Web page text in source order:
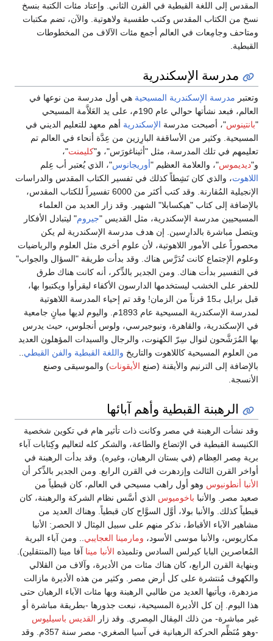
المقدس إلى اللغة القبطية في القرن الثاني. وإعتاد مئات الكتبة بنسخ
نسخ من الكتاب المقدس وكتب طقسية ولاهوتية. والآن، تضم مكتبات
ومتاحف وجامِعات في العالم أجمع مئات الآلاف من المخطوطات
القبطية.
مدرسة الإسكندرية
وتعتبر مدرسة الإسكندرية المسيحية هي أول مدرسة من نوعها في
العالم، فبعد نشأتها حوالي عام 190م، على يد العَلاَّمة المسيحي
"بانتينوس"، أصبحت مدرسة الإسكندرية أهم معهد للتعليم الديني في
المسيحية. وكثير من الأساقفة البارِزين من عِدَّة أنحاء في العالم تم
تعليمهم في تلك المدرسة، مثل "أثيناغورَس"، و"كليمنت"،
و"ديديموس"، والعلامة العظيم "أوريجانوس"، الذي يُعتبر أب عِلم
اللاهوت، والذي كان نَشِطاً كذلك في تفسير الكتاب المقدس والدراسات
الإنجيلية المُقارنة. وقد كتب أكثر من 6000 تفسيراً للكتاب المقدس،
بالإضافة إلى كتاب "هيكسابلا" الشهير. وقد زار العديد من العلماء
المسيحيين مدرسة الإسكندرية، مثل القديس "جيروم" ليتبادل الأفكار
ويتصل مباشرة بالدارِسين. إن هدف مدرسة الإسكندرية لم يكن
محصوراً على الأمور اللاهوتية، لأن علوم أخرى مثل العلوم والرياضيات
وعلوم الإجتماع كانت تُدَرَّس هناك. وقد بدأت طريقة "السؤال والجواب"
في التفسير بدأت هناك. ومن الجدير بالذِّكر، أنه كانت هناك طرق
للحفر على الخشب ليستخدمها الدارسون الأكفاء ليقرأوا ويكتبوا بها،
قبل برايل بـ15 قرناً من الزمان! وقد تم إحياء المدرسة اللاهوتية
لمدرسة الإسكندرية المسيحية عام 1893م. واليوم لديها مبانٍ جامعية
في الإسكندرية، والقاهرة، ونيوجيرسي، ولوس أنجلوس، حيث يدرس
بها المُرَشَّحون لنوال سِرّ الكهنوت، والرجال والسيدات المؤهلون العديد
من العلوم المسيحية كاللاهوت والتاريخ واللغة القبطية والفن القبطي
بالإضافة إلى الترنيم والأيقنة (صنع الأيقونات) والموسيقى وصنع
الأنسجة.
الرهبنة القبطية وأهم آبائها
وقد نشأت الرهبنة في مصر وكانت ذات تأثير هام في تكوين شخصية
الكنيسة القبطية في الإتضاع والطاعة، والشكر كله لتعاليم وكِتابات آباء
برية مِصر العِظام (في بستان الرهبان، وغيره). وقد بدأت الرهبنة في
أواخر القرن الثالث وإزدهرت في القرن الرابع. ومن الجدير بالذِّكر أن
الأنبا أنطونيوس وهو أول راهب مسيحي في العالم، كان قبطياً من
صعيد مصر. والأنبا باخوميوس الذي أسَّس نظام الشركة والرهبنة، كان
قبطياً كذلك. والأنبا بولا، أوَّل السوَّاح كان قبطياً. وهناك العديد من
مشاهير الآباء الأقباط، نذكر منهم على سبيل المِثال لا الحصر: الأنبا
مكاريوس، والأنبا موسى الأسود، ومارمينا العجايبي .. ومن آباء البرية
المُعاصرين البابا كيرلس السادس وتلميذه الأنبا مينا آفا مينا (المنتقلين).
وبنهاية القرن الرابع، كان هناك مئات من الأديرة، وآلاف من القلالي
والكهوف مُنتشرة على كل أرض مصر. وكثير من هذه الأديرة مازالت
مزدهرة، ويأتيها العديد من طالبي الرهبنة وبها مئات الآباء الرهبان حتى
هذا اليوم. إن كل الأديرة المسيحية، نبعت جذورها -بطريقة مباشرة أو
غير مباشرة- من ذلك المِقال المِصري. وقد زار القديس باسيليوس
-وهو مُنَظِّم الحركة الرهبانية في آسيا الصغري- مصر سنة 357م. وقد